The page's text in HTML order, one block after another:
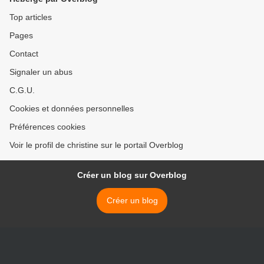
Top articles
Pages
Contact
Signaler un abus
C.G.U.
Cookies et données personnelles
Préférences cookies
Voir le profil de christine sur le portail Overblog
Créer un blog sur Overblog
Créer un blog